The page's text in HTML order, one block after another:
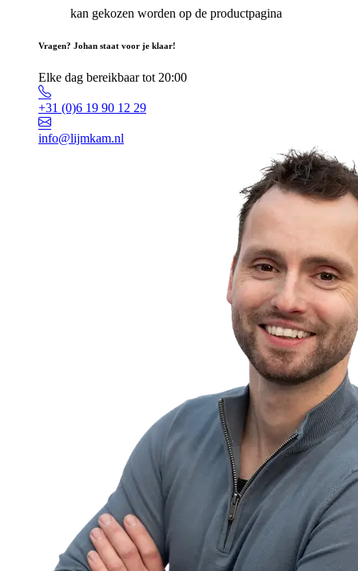
kan gekozen worden op de productpagina
Vragen? Johan staat voor je klaar!
Elke dag bereikbaar tot 20:00
+31 (0)6 19 90 12 29
info@lijmkam.nl